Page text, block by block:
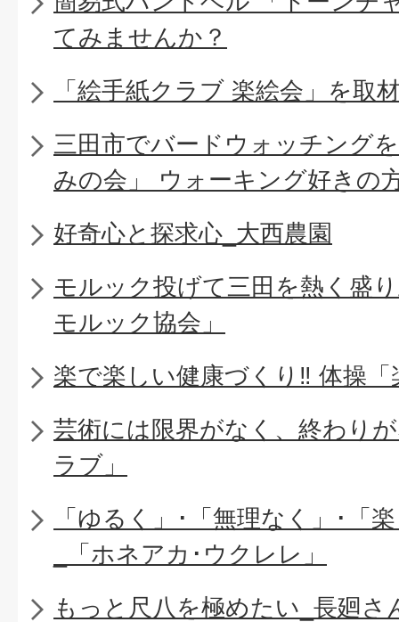
てみませんか？
「絵手紙クラブ 楽絵会」を取
三田市でバードウォッチング
みの会」 ウォーキング好きの
好奇心と探求心_大西農園
モルック投げて三田を熱く盛
モルック協会」
楽で楽しい健康づくり‼ 体操
芸術には限界がなく、終わり
ラブ」
「ゆるく」･「無理なく」･「
_「ホネアカ･ウクレレ」
もっと尺八を極めたい_長廻さ